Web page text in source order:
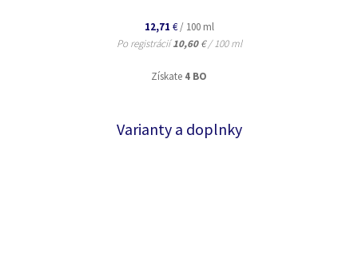
12,71 € / 100 ml
Po registrácií10,60€ / 100 ml
Získate 4 BO
Varianty a doplnky